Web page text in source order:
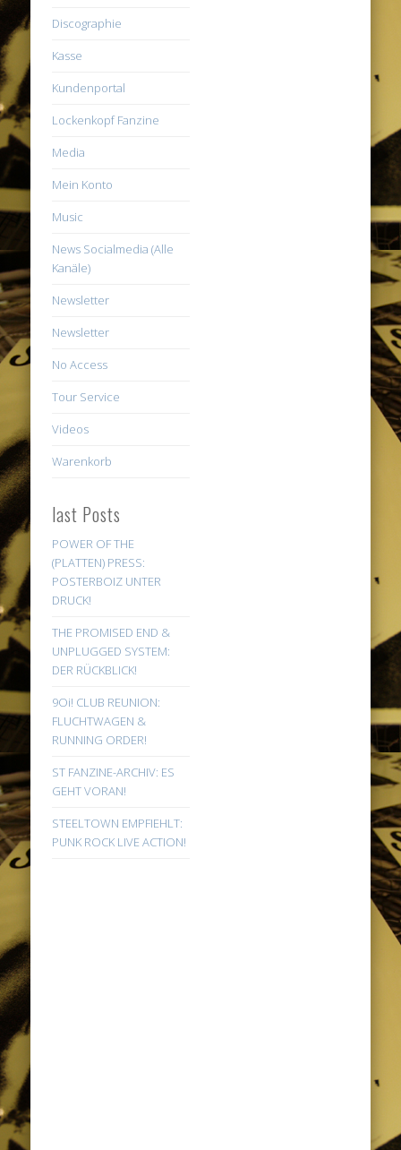
Discographie
Kasse
Kundenportal
Lockenkopf Fanzine
Media
Mein Konto
Music
News Socialmedia (Alle
Kanäle)
Newsletter
Newsletter
No Access
Tour Service
Videos
Warenkorb
last Posts
POWER OF THE
(PLATTEN) PRESS:
POSTERBOIZ UNTER
DRUCK!
THE PROMISED END &
UNPLUGGED SYSTEM:
DER RÜCKBLICK!
9Oi! CLUB REUNION:
FLUCHTWAGEN &
RUNNING ORDER!
ST FANZINE-ARCHIV: ES
GEHT VORAN!
STEELTOWN EMPFIEHLT:
PUNK ROCK LIVE ACTION!